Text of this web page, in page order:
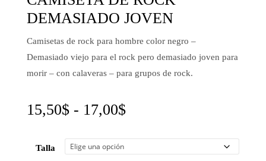
DEMASIADO JOVEN
Camisetas de rock para hombre color negro –
Demasiado viejo para el rock pero demasiado joven para
morir – con calaveras – para grupos de rock.
15,50$ - 17,00$Rango
precios:
Talla